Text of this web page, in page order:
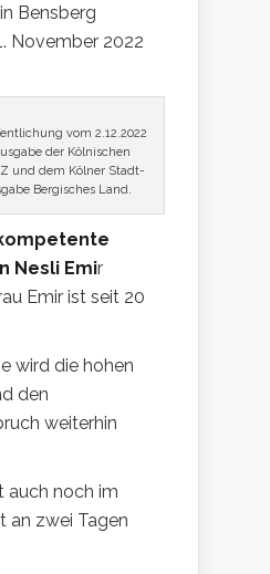
Bensberg
November 2022
vom 2.12.2022
der Kölnischen
und dem Kölner Stadt-
Bergisches Land.
Nesli Emir
Emir ist seit 20
wird die hohen
den
weiterhin
auch noch im
an zwei Tagen